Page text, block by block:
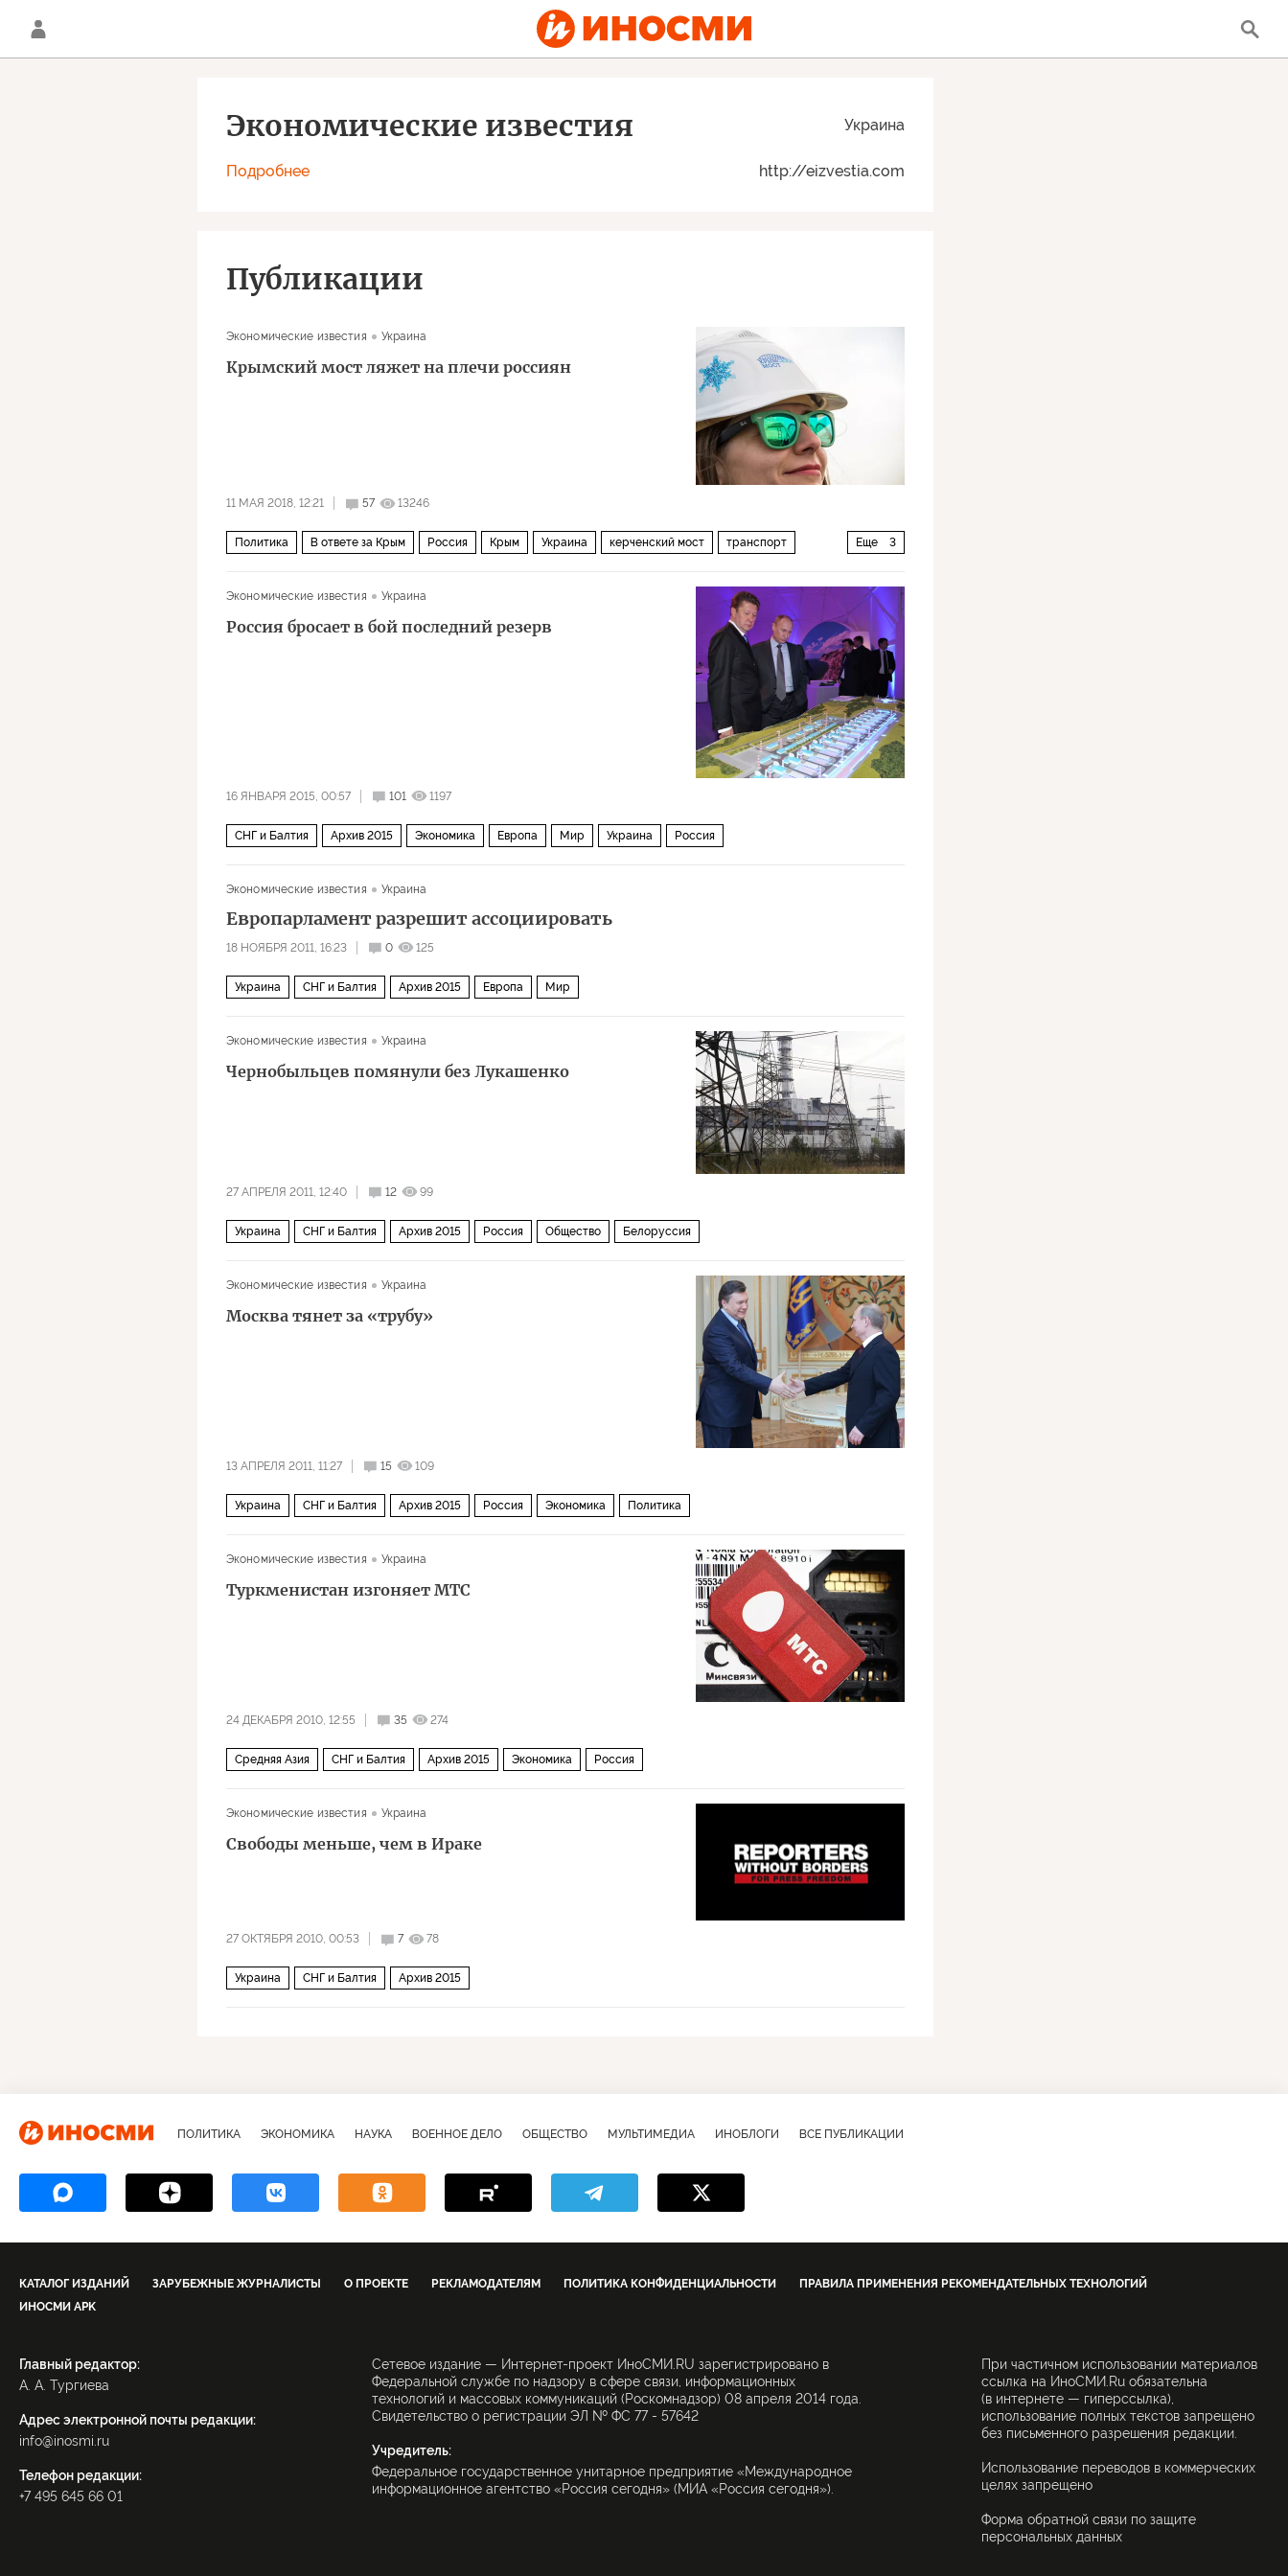
Украина
http://eizvestia.com
Экономические известия
Подробнее
Публикации
Экономические известия Украина
Крымский мост ляжет на плечи россиян
11 МАЯ 2018, 12:21 57 13246
Еще 3
Политика В ответе за Крым Россия Крым Украина керченский мост транспорт
Экономические известия
Украина
Россия бросает в бой последний резерв
16 ЯНВАРЯ 2015, 00:57 101 1197
СНГ и Балтия Архив 2015 Экономика Европа Мир Украина Россия
Экономические известия Украина
Европарламент разрешит ассоциировать
18 НОЯБРЯ 2011, 16:23 0 125
Украина СНГ и Балтия Архив 2015 Европа Мир
Экономические известия Украина
Чернобыльцев помянули без Лукашенко
27 АПРЕЛЯ 2011, 12:40 12 99
Украина СНГ и Балтия Архив 2015 Россия Общество Белоруссия
Экономические известия Украина
Москва тянет за «трубу»
13 АПРЕЛЯ 2011, 11:27 15 109
Украина СНГ и Балтия Архив 2015 Россия Экономика Политика
Экономические известия Украина
Туркменистан изгоняет МТС
24 ДЕКАБРЯ 2010, 12:55 35 274
Средняя Азия СНГ и Балтия Архив 2015 Экономика Россия
Экономические известия Украина
Свободы меньше, чем в Ираке
27 ОКТЯБРЯ 2010, 00:53 7 78
Украина СНГ и Балтия Архив 2015
ПОЛИТИКА ЭКОНОМИКА НАУКА ВОЕННОЕ ДЕЛО ОБЩЕСТВО МУЛЬТИМЕДИА ИНОБЛОГИ ВСЕ ПУБЛИКАЦИИ
КАТАЛОГ ИЗДАНИЙ ЗАРУБЕЖНЫЕ ЖУРНАЛИСТЫ О ПРОЕКТЕ РЕКЛАМОДАТЕЛЯМ ПОЛИТИКА КОНФИДЕНЦИАЛЬНОСТИ
ПРАВИЛА ПРИМЕНЕНИЯ РЕКОМЕНДАТЕЛЬНЫХ ТЕХНОЛОГИЙ
ИНОСМИ APK
Главный редактор:
А. А. Тургиева
Адрес электронной почты редакции:
info@inosmi.ru
Телефон редакции:
+7 495 645 66 01
Сетевое издание — Интернет-проект ИноСМИ.RU зарегистрировано в
Федеральной службе по надзору в сфере связи, информационных
технологий и массовых коммуникаций (Роскомнадзор) 08 апреля 2014 года.
Свидетельство о регистрации ЭЛ № ФС 77 - 57642
Учредитель:
Федеральное государственное унитарное предприятие «Международное
информационное агентство «Россия сегодня» (МИА «Россия сегодня»).
При частичном использовании материалов
ссылка на ИноСМИ.Ru обязательна
(в интернете — гиперссылка),
использование полных текстов запрещено
без письменного разрешения редакции.
Использование переводов в коммерческих
целях запрещено
Форма обратной связи по защите
персональных данных